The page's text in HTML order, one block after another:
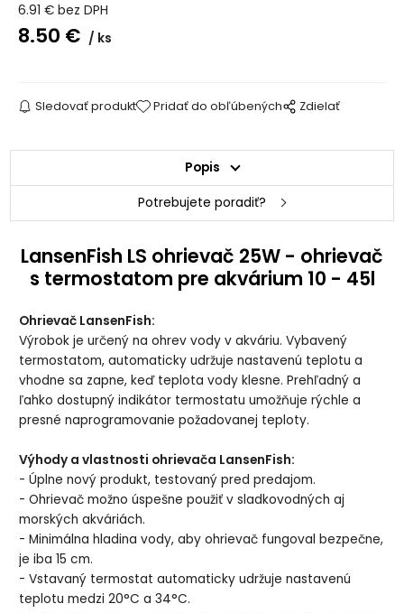
6.91 € bez DPH
8.50 € ks
Sledovať produkt Pridať do obľúbených Zdielať
Popis
Potrebujete poradiť?
LansenFish LS ohrievač 25W - ohrievač
s termostatom pre akvárium 10 - 45l
Ohrievač LansenFish:
Výrobok je určený na ohrev vody v akváriu. Vybavený
termostatom, automaticky udržuje nastavenú teplotu a
vhodne sa zapne, keď teplota vody klesne. Prehľadný a
ľahko dostupný indikátor termostatu umožňuje rýchle a
presné naprogramovanie požadovanej teploty.
Výhody a vlastnosti ohrievača LansenFish:
- Úplne nový produkt, testovaný pred predajom.
- Ohrievač možno úspešne použiť v sladkovodných aj
morských akváriách.
- Minimálna hladina vody, aby ohrievač fungoval bezpečne,
je iba 15 cm.
- Vstavaný termostat automaticky udržuje nastavenú
teplotu medzi 20°C a 34°C.